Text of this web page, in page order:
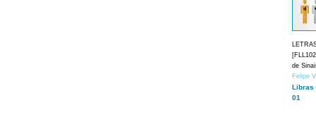
de
Felipe
Libras
01